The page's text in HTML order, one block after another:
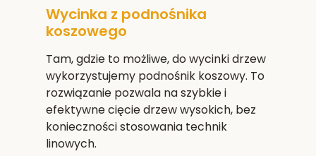
Wycinka z podnośnika
koszowego
Tam, gdzie to możliwe, do wycinki drzew
wykorzystujemy podnośnik koszowy. To
rozwiązanie pozwala na szybkie i
efektywne cięcie drzew wysokich, bez
konieczności stosowania technik
linowych.